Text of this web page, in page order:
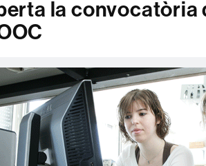
la convocatòria